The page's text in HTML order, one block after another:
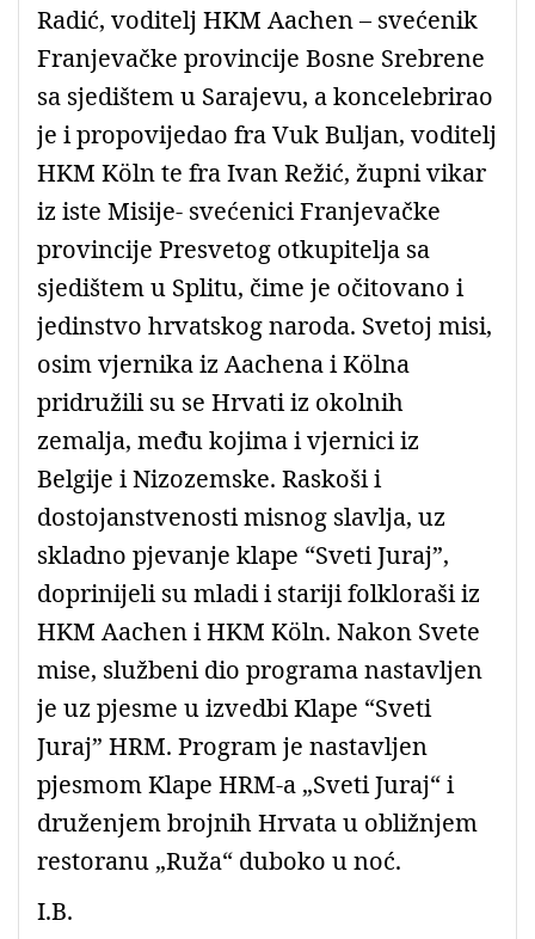
Radić, voditelj HKM Aachen – svećenik
Franjevačke provincije Bosne Srebrene
sa sjedištem u Sarajevu, a koncelebrirao
je i propovijedao fra Vuk Buljan, voditelj
HKM Köln te fra Ivan Režić, župni vikar
iz iste Misije- svećenici Franjevačke
provincije Presvetog otkupitelja sa
sjedištem u Splitu, čime je očitovano i
jedinstvo hrvatskog naroda. Svetoj misi,
osim vjernika iz Aachena i Kölna
pridružili su se Hrvati iz okolnih
zemalja, među kojima i vjernici iz
Belgije i Nizozemske. Raskoši i
dostojanstvenosti misnog slavlja, uz
skladno pjevanje klape “Sveti Juraj”,
doprinijeli su mladi i stariji folkloraši iz
HKM Aachen i HKM Köln. Nakon Svete
mise, službeni dio programa nastavljen
je uz pjesme u izvedbi Klape “Sveti
Juraj” HRM. Program je nastavljen
pjesmom Klape HRM-a „Sveti Juraj“ i
druženjem brojnih Hrvata u obližnjem
restoranu „Ruža“ duboko u noć.
I.B.